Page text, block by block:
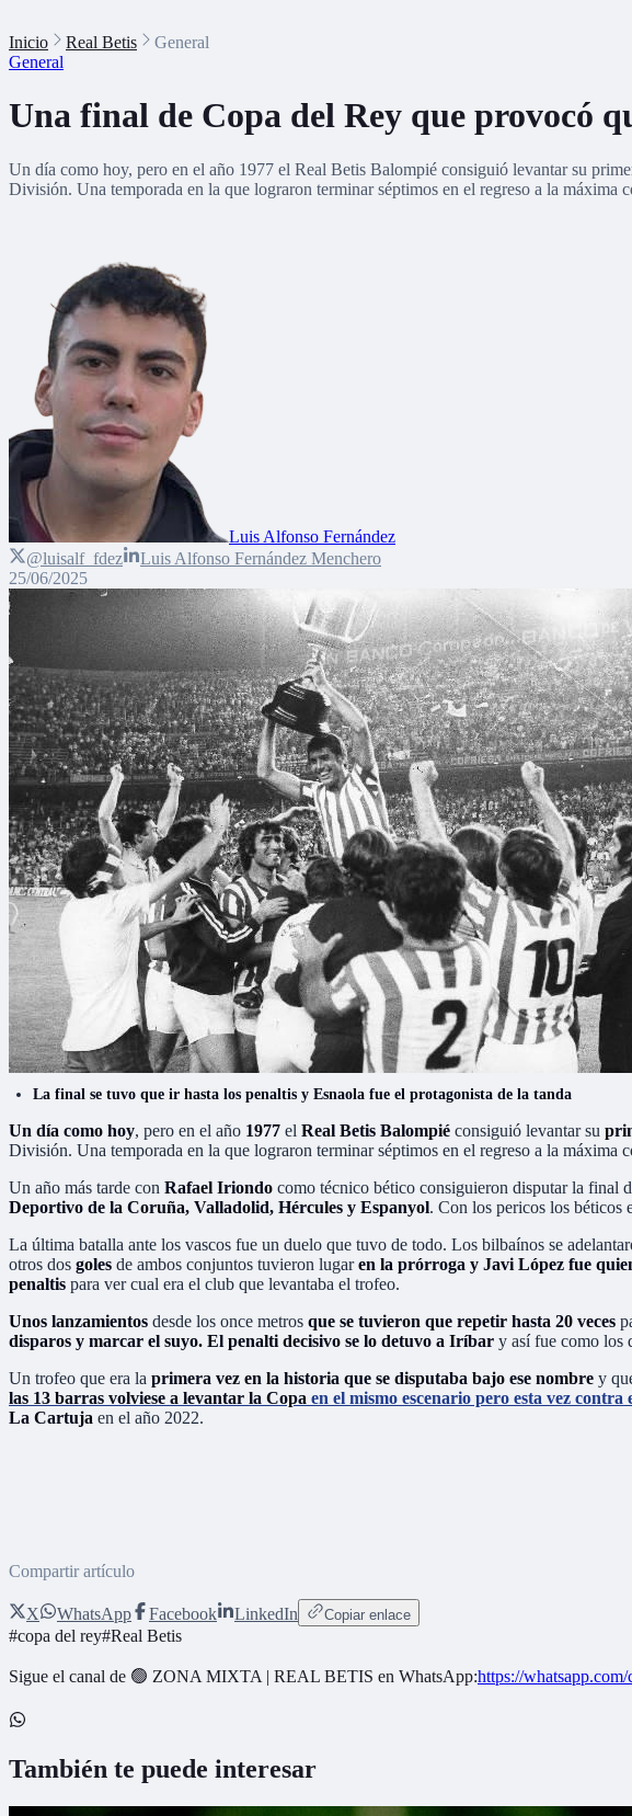
Inicio Real Betis
General
General
Una final de Copa del Rey que provocó
Un día como hoy, pero en el año 1977 el Real Betis Balompié consiguió levantar su
División. Una temporada en la que lograron terminar séptimos en el regreso a la máxima
Luis Alfonso Fernández
@luisalf_fdez
Luis Alfonso Fernández Menchero
25/06/2025
La final se tuvo que ir hasta los penaltis y Esnaola fue el protagonista de la tanda
Un día como hoy, pero en el año 1977 el Real Betis Balompié consiguió levantar su
División. Una temporada en la que lograron terminar séptimos en el regreso a la
Un año más tarde con Rafael Iriondo como técnico bético consiguieron disputar la final
Deportivo de la Coruña, Valladolid, Hércules y Espanyol. Con los pericos los béticos
La última batalla ante los vascos fue un duelo que tuvo de todo. Los bilbaínos se
otros dos goles de ambos conjuntos tuvieron lugaren la prórroga y Javi López fue
penaltis para ver cual era el club que levantaba el trofeo.
Unos lanzamientos desde los once metros que se tuvieron que repetir hasta 20 veces
disparos y marcar el suyo. El penalti decisivo se lo detuvo a Iríbar y así fue como los
Un trofeo que era la primera vez en la historia que se disputaba bajo ese nombre y
las 13 barras volviese a levantar la Copa en el mismo escenario pero esta vez contra
La Cartuja en el año 2022.
Compartir artículo
X WhatsApp Facebook LinkedIn Copiar enlace
#copa del rey#Real Betis
Sigue el canal de 🟢 ZONA MIXTA | REAL BETIS en WhatsApp:https://
También te puede interesar